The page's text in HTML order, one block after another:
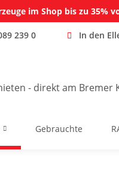
im Shop bis zu 35%
239 0 In den
Gebrauchte